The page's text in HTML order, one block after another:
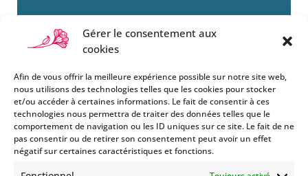
Gérer le consentement aux
cookies
Afin de vous offrir la meilleure expérience possible sur notre site web,
nous utilisons des technologies telles que les cookies pour stocker
et/ou accéder à certaines informations. Le fait de consentir à ces
technologies nous permettra de traiter des données telles que le
comportement de navigation ou les ID uniques sur ce site. Le fait de ne
pas consentir ou de retirer son consentement peut avoir un effet
négatif sur certaines caractéristiques et fonctions.
Si vous souhaitez être informés
des nouveautés et évènements
que nous organisons